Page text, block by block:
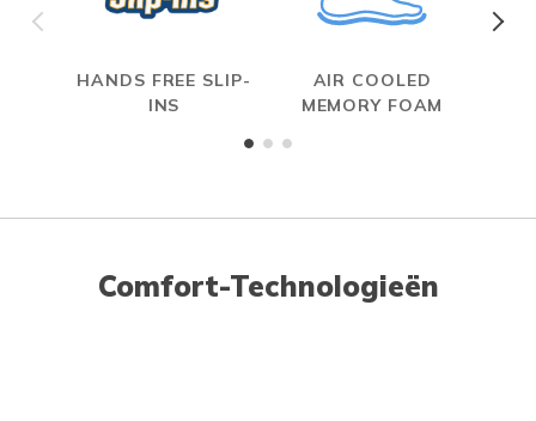
HANDS FREE SLIP-
INS
AIR COOLED
MEMORY FOAM
Comfort-Technologieën